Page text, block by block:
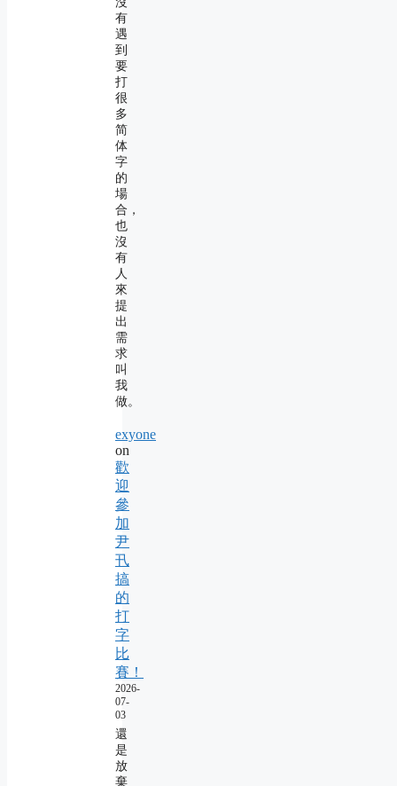
有
遇
到
要
打
很
多
简
体
字
的
場
合，
也
沒
有
人
來
提
出
需
求
叫
我
做。
exyone
on
歡
迎
參
加
尹
卂
搞
的
打
字
比
賽！
2026-
07-
03
還
是
放
棄